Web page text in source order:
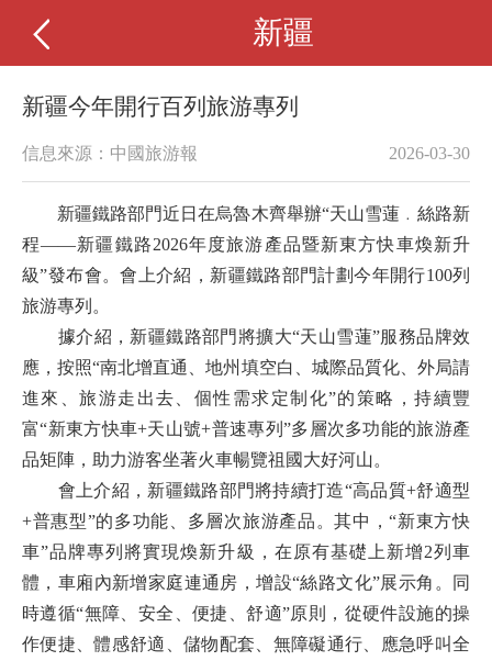
新疆
新疆今年開行百列旅游專列
信息來源：中國旅游報 2026-03-30
新疆鐵路部門近日在烏魯木齊舉辦“天山雪蓮﹒絲路新
程——新疆鐵路2026年度旅游產品暨新東方快車煥新升
級”發布會。會上介紹，新疆鐵路部門計劃今年開行100列
旅游專列。
據介紹，新疆鐵路部門將擴大“天山雪蓮”服務品牌效
應，按照“南北增直通、地州填空白、城際品質化、外局請
進來、旅游走出去、個性需求定制化”的策略，持續豐
富“新東方快車+天山號+普速專列”多層次多功能的旅游產
品矩陣，助力游客坐著火車暢覽祖國大好河山。
會上介紹，新疆鐵路部門將持續打造“高品質+舒適型
+普惠型”的多功能、多層次旅游產品。其中，“新東方快
車”品牌專列將實現煥新升級，在原有基礎上新增2列車
體，車廂內新增家庭連通房，增設“絲路文化”展示角。同
時遵循“無障、安全、便捷、舒適”原則，從硬件設施的操
作便捷、體感舒適、儲物配套、無障礙通行、應急呼叫全